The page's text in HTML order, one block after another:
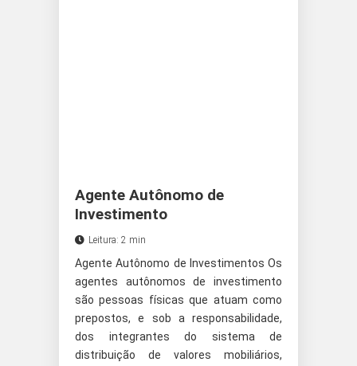
Agente Autônomo de
Investimento
Leitura: 2 min
Agente Autônomo de Investimentos Os
agentes autônomos de investimento
são pessoas físicas que atuam como
prepostos, e sob a responsabilidade,
dos integrantes do sistema de
distribuição de valores mobiliários,